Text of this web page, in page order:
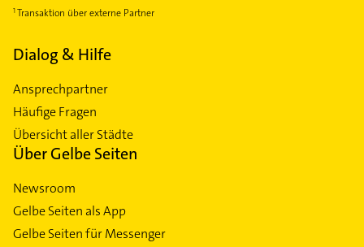
Transaktion über externe Partner
Dialog & Hilfe
Ansprechpartner
Häufige Fragen
Übersicht aller Städte
Über Gelbe Seiten
Newsroom
Gelbe Seiten als App
Gelbe Seiten für Messenger